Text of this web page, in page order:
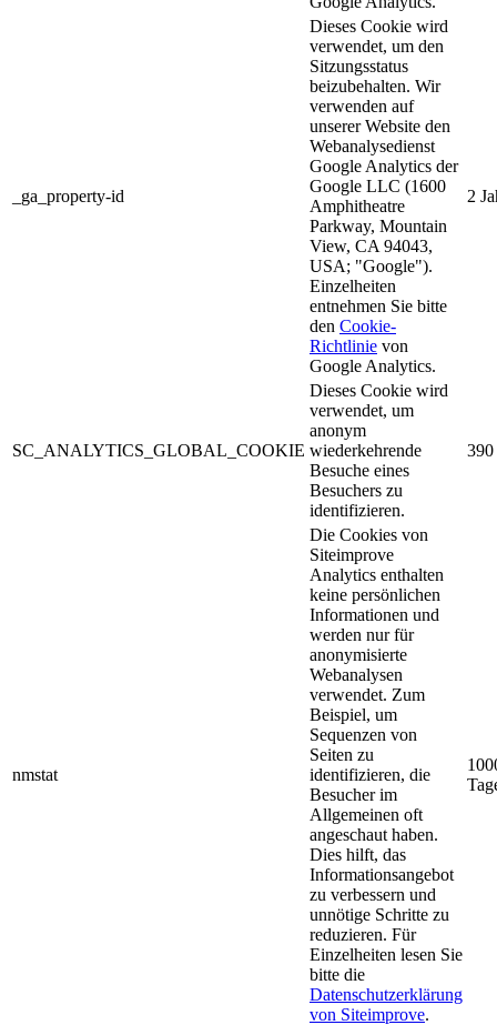
_ga_property-id
Dieses Cookie wird
verwendet, um den
Sitzungsstatus
beizubehalten. Wir
verwenden auf
unserer Website den
Webanalysedienst
Google Analytics der
Google LLC (1600
Amphitheatre
Parkway, Mountain
View, CA 94043,
USA; "Google").
Einzelheiten
entnehmen Sie bitte
den Cookie-
Richtlinie von
Google Analytics.
2
SC_ANALYTICS_GLOBAL_COOKIE
Dieses Cookie wird
verwendet, um
anonym
wiederkehrende
Besuche eines
Besuchers zu
identifizieren.
390
nmstat
Die Cookies von
Siteimprove
Analytics enthalten
keine persönlichen
Informationen und
werden nur für
anonymisierte
Webanalysen
verwendet. Zum
Beispiel, um
Sequenzen von
Seiten zu
identifizieren, die
Besucher im
Allgemeinen oft
angeschaut haben.
Dies hilft, das
Informationsangebot
zu verbessern und
unnötige Schritte zu
reduzieren. Für
Einzelheiten lesen Sie
bitte die
Datenschutzerklärung
von Siteimprove.